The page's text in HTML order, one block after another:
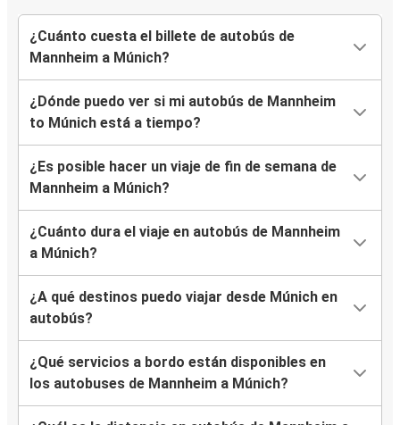
¿Cuánto cuesta el billete de autobús de
Mannheim a Múnich?
¿Dónde puedo ver si mi autobús de Mannheim
to Múnich está a tiempo?
¿Es posible hacer un viaje de fin de semana de
Mannheim a Múnich?
¿Cuánto dura el viaje en autobús de Mannheim
a Múnich?
¿A qué destinos puedo viajar desde Múnich en
autobús?
¿Qué servicios a bordo están disponibles en
los autobuses de Mannheim a Múnich?